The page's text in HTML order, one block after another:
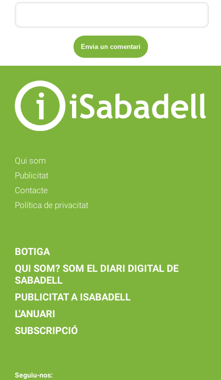
Qui som
Publicitat
Contacte
Política de privacitat
BOTIGA
QUI SOM? SOM EL DIARI DIGITAL DE
SABADELL
PUBLICITAT A ISABADELL
L'ANUARI
SUBSCRIPCIÓ
Seguiu-nos: